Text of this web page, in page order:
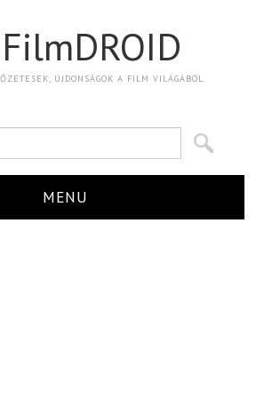
FilmDROID
ÚJDONSÁGOK A FILM VILÁGÁBÓL.
MENU